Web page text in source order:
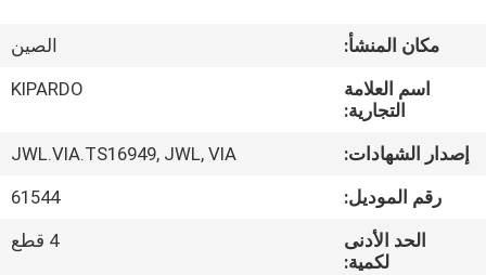
معلومات
جولة
مكان المنشأ:
الصين
اسم العلامة
التجارية:
KIPARDO
إصدار الشهادات:
JWL.VIA.TS16949, JWL, VIA
رقم الموديل:
61544
الحد الأدنى
لكمية:
4 قطع